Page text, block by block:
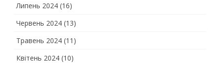
Липень 2024 (16)
Червень 2024 (13)
Травень 2024 (11)
Квітень 2024 (10)